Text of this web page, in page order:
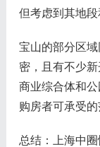
但考虑到其地段
宝山的部分区
密，且有不少
商业综合体和
购房者可承受的
总结：上海中